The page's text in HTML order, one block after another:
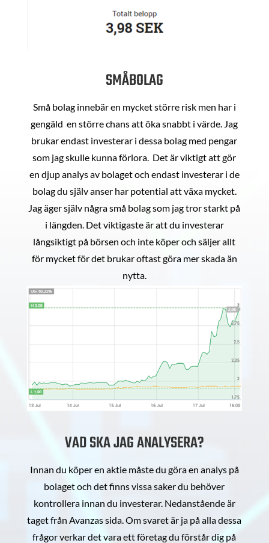
SMÅBOLAG
Små bolag innebär en mycket större risk men har i
gengäld en större chans att öka snabbt i värde. Jag
brukar endast investerar i dessa bolag med pengar
som jag skulle kunna förlora. Det är viktigt att gör
en djup analys av bolaget och endast investerar i de
bolag du själv anser har potential att växa mycket.
Jag äger själv några små bolag som jag tror starkt på
i längden. Det viktigaste är att du investerar
långsiktigt på börsen och inte köper och säljer allt
för mycket för det brukar oftast göra mer skada än
nytta.
VAD SKA JAG ANALYSERA?
Innan du köper en aktie måste du göra en analys på
bolaget och det finns vissa saker du behöver
kontrollera innan du investerar. Nedanstående är
taget från Avanzas sida. Om svaret är ja på alla dessa
frågor verkar det vara ett företag du förstår dig på